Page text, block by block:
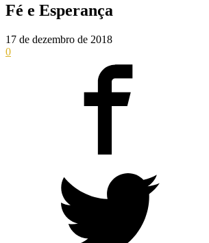
Fé e Esperança
17 de dezembro de 2018
0